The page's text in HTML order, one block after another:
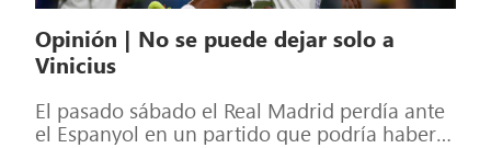
Opinión | No se puede dejar solo a
Vinicius
El pasado sábado el Real Madrid perdía ante
el Espanyol en un partido que podría haber